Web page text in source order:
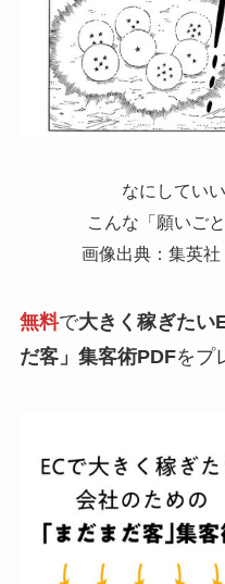
なにしてい
こんな「願いご
画像出典：集英
無料で大きく稼ぎたい
だ客」集客術PDFをプ